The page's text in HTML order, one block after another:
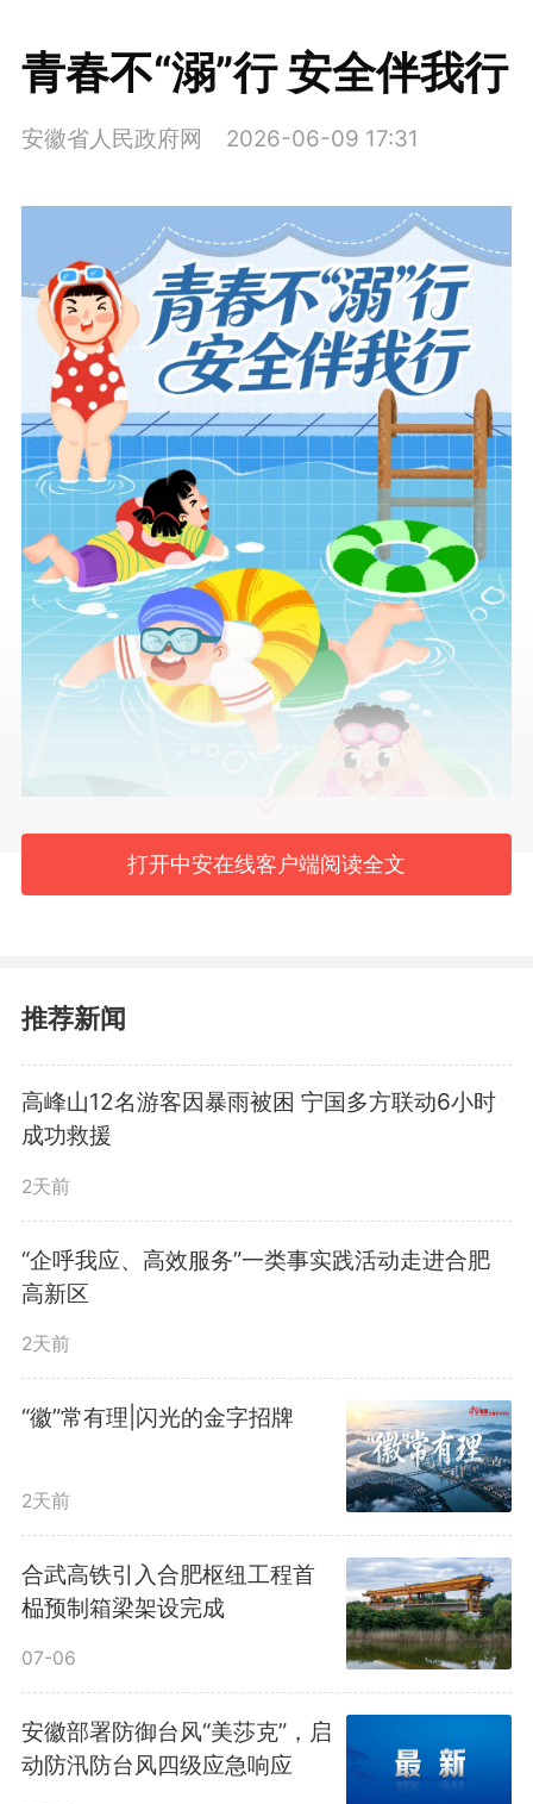
青春不“溺”行 安全伴我行
安徽省人民政府网 2026-06-09 17:31
打开中安在线客户端阅读全文
推荐新闻
高峰山12名游客因暴雨被困 宁国多方联动6小时
成功救援
2天前
“企呼我应、高效服务”一类事实践活动走进合肥
高新区
2天前
“徽”常有理|闪光的金字招牌
2天前
合武高铁引入合肥枢纽工程首
榀预制箱梁架设完成
07-06
安徽部署防御台风“美莎克”，启
动防汛防台风四级应急响应